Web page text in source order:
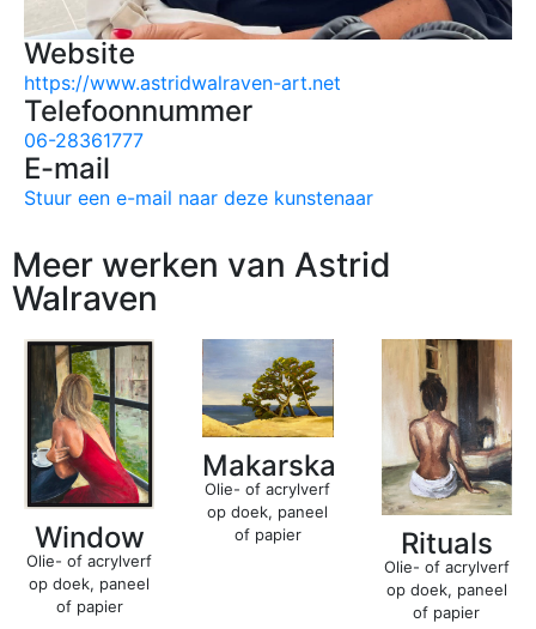
Website
https://www.astridwalraven-art.net
Telefoonnummer
06-28361777
E-mail
Stuur een e-mail naar deze kunstenaar
Meer werken van Astrid
Walraven
Window
Olie- of acrylverf
op doek, paneel
of papier
Makarska
Olie- of acrylverf
op doek, paneel
of papier
Rituals
Olie- of acrylverf
op doek, paneel
of papier